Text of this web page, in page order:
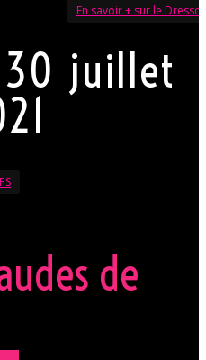
En savoir + sur le
juillet
de